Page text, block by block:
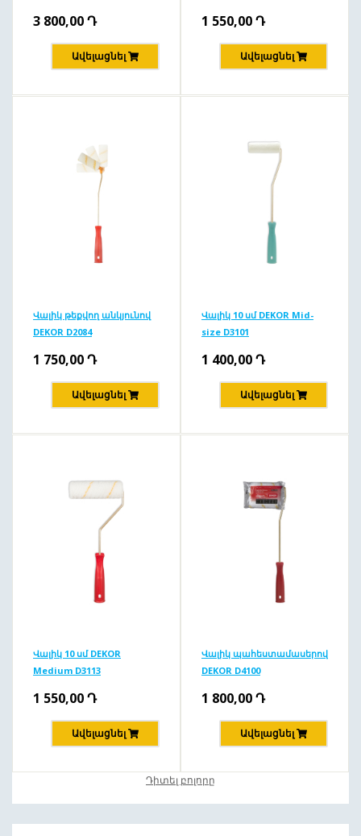
3 800,00Դ
Ավելացնել
1 550,00Դ
Ավելացնել
Վալիկ թեքվող անկյունով
DEKOR D2084
1 750,00Դ
Ավելացնել
Վալիկ 10 սմ DEKOR Mid-
size D3101
1 400,00Դ
Ավելացնել
Վալիկ 10 սմ DEKOR
Medium D3113
1 550,00Դ
Ավելացնել
Վալիկ պահեստամասերով
DEKOR D4100
1 800,00Դ
Ավելացնել
Դիտել բոլորը